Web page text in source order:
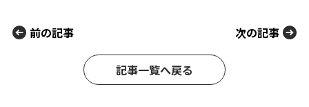
前の記事
記事一覧へ戻る
次の記事